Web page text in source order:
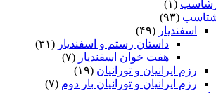
(۱)
(۹۳)
اسفندیار (۴۹)
داستان رستم و اسفندیار (۳۱)
هفت خوان اسفندیار (۷)
رزم ایرانیان و تورانیان (۱۹)
رزم ایرانیان و تورانیان بار دوم (۷)